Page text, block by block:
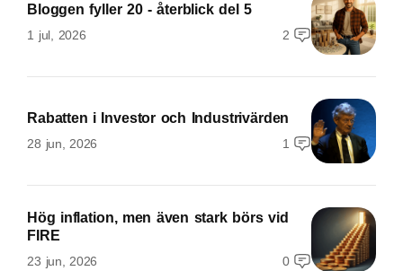
Bloggen fyller 20 - återblick del 5
1 jul, 2026 2
Rabatten i Investor och Industrivärden
28 jun, 2026 1
Hög inflation, men även stark börs vid
FIRE
23 jun, 2026 0